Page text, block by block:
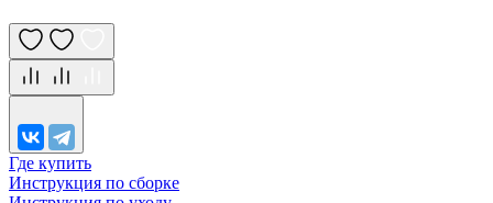
Где купить
Инструкция по сборке